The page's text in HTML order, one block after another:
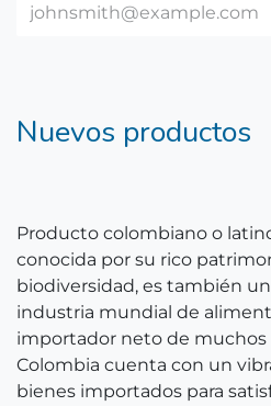
Nuevos productos
Producto colombiano o
conocida por su rico
biodiversidad, es también
industria mundial de
importador neto de muchos
Colombia cuenta con un
bienes importados para